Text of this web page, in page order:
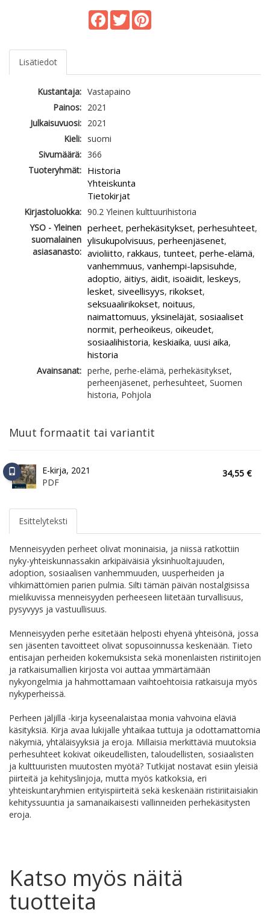
Facebook
Twitter
Lisätiedot
Kustantaja: Vastapaino
Painos: 2021
Julkaisuvuosi: 2021
Kieli: suomi
Sivumäärä: 366
Tuoteryhmät: Historia
Yhteiskunta
Tietokirjat
Kirjastoluokka: 90.2 Yleinen kulttuurihistoria
YSO - Yleinen
suomalainen
asiasanasto:
perheet, perhekäsitykset, perhesuhteet,
ylisukupolvisuus, perheenjäsenet,
avioliitto, rakkaus, tunteet, perhe-elämä,
vanhemmuus, vanhempi-lapsisuhde,
adoptio, äitiys, äidit, isoäidit, leskeys,
lesket, siveellisyys, rikokset,
seksuaalirikokset, noituus,
naimattomuus, yksineläjät, sosiaaliset
normit, perheoikeus, oikeudet,
sosiaalihistoria, keskiaika, uusi aika,
historia
Avainsanat: perhe, perhe-elämä, perhekäsitykset,
perheenjäsenet, perhesuhteet, Suomen
historia, Pohjola
Muut formaatit tai variantit
E-kirja, 2021
PDF
34,55 €
Esittelyteksti
Menneisyyden perheet olivat moninaisia, ja niissä ratkottiin
nyky-yhteiskunnassakin arkipäiväisiä yksinhuoltajuuden,
adoption, sosiaalisen vanhemmuuden, uusperheiden ja
vihkimättömien parien pulmia. Silti tämän päivän nostalgisissa
mielikuvissa menneisyyden perheeseen liitetään turvallisuus,
pysyvyys ja vastuullisuus.
Menneisyyden perhe esitetään helposti ehyenä yhteisönä, jossa
sen jäsenten tavoitteet olivat sopusoinnussa keskenään. Tieto
entisajan perheiden kokemuksista sekä monenlaisten ristiriitojen
ja ratkaisumallien kirjosta voi auttaa ymmärtämään
nykyongelmia ja hahmottamaan vaihtoehtoisia ratkaisuja myös
nykyperheissä.
Perheen jäljillä -kirja kyseenalaistaa monia vahvoina eläviä
käsityksiä. Kirja avaa lukijalle yhtaikaa tuttuja ja odottamattomia
näkymiä, yhtäläisyyksiä ja eroja. Millaisia merkittäviä muutoksia
perhesuhteet kokivat oikeudellisten, taloudellisten, sosiaalisten
ja kulttuuristen muutosten myötä? Tutkijat nostavat esiin yleisiä
piirteitä ja kehityslinjoja, mutta myös katkoksia, eri
yhteiskuntaryhmien erityispiirteitä sekä keskenään ristiriitaisiakin
kehityssuuntia ja samanaikaisesti vallinneiden perhekäsitysten
eroja.
Katso myös näitä
tuotteita